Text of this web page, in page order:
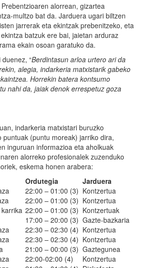
alorrean, gizartea
multzo bat da. Jarduera ugari biltzen
jarrerak eta ekintzak prebenitzeko, eta
batzuk ere bai, jaietan arduraz
ekain osoan garatuko da.
“Berdintasun arloa urtero ari da
alegia, indarkeria matxistarik gabeko
Horrekin batera kontsumo
nahi da, jaiak denok errespetuz goza
indarkeria matxistari buruzko
puntuak (puntu moreak) jarriko dira,
inguruan informazioa eta aholkuak
alorreko profesionalek zuzenduko
eskema honen arabera:
Ordutegia
Jarduera
22:00 – 01:00 (3) Kontzertua
22:00 – 01:00 (3) Kontzertua
22:00 – 01:00 (3) Kontzertuak
17:00 – 20:00 (3) Gazte-bazkaria
22:30 – 02:30 (4) Kontzertua
22:30 – 02:30 (4) Kontzertua
21:00 – 00:00 (3) Gaztegunea
22:00-02:00 (4)
Kontzertua